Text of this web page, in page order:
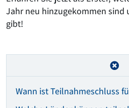
Jahr neu hinzugekommen sind
gibt!
Wann ist Teilnahmeschluss